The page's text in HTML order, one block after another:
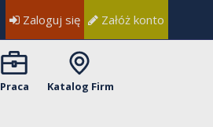
Zaloguj się Załóż konto
Praca Katalog Firm